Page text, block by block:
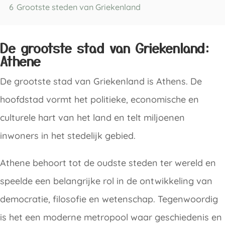
6 Grootste steden van Griekenland
De grootste stad van Griekenland:
Athene
De grootste stad van Griekenland is Athens. De
hoofdstad vormt het politieke, economische en
culturele hart van het land en telt miljoenen
inwoners in het stedelijk gebied.
Athene behoort tot de oudste steden ter wereld en
speelde een belangrijke rol in de ontwikkeling van
democratie, filosofie en wetenschap. Tegenwoordig
is het een moderne metropool waar geschiedenis en